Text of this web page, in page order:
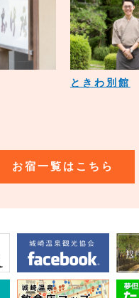
ときわ別館
お宿一覧はこちら